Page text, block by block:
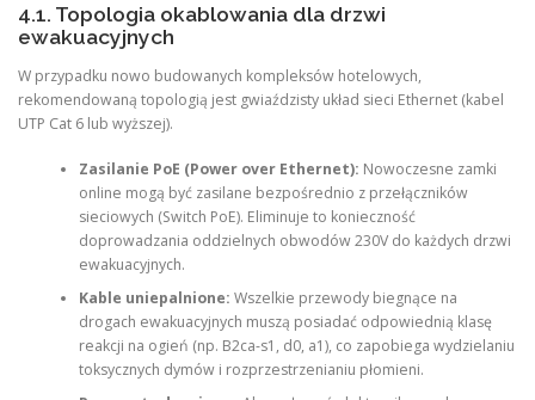
4.1. Topologia okablowania dla drzwi
ewakuacyjnych
W przypadku nowo budowanych kompleksów hotelowych,
rekomendowaną topologią jest gwiaździsty układ sieci Ethernet (kabel
UTP Cat 6 lub wyższej).
Zasilanie PoE (Power over Ethernet): Nowoczesne zamki
online mogą być zasilane bezpośrednio z przełączników
sieciowych (Switch PoE). Eliminuje to konieczność
doprowadzania oddzielnych obwodów 230V do każdych drzwi
ewakuacyjnych.
Kable uniepalnione: Wszelkie przewody biegnące na
drogach ewakuacyjnych muszą posiadać odpowiednią klasę
reakcji na ogień (np. B2ca-s1, d0, a1), co zapobiega wydzielaniu
toksycznych dymów i rozprzestrzenianiu płomieni.